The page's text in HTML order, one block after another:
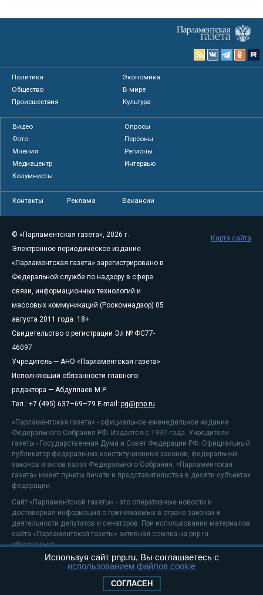
Политика
Экономика
Общество
В мире
Происшествия
Культура
Видео
Опросы
Фото
Персоны
Мнения
Регионы
Медиацентр
Интервью
Колумнисты
Контакты Реклама Вакансии
© «Парламентская газета», 2026 г.
Электронное периодическое издание
«Парламентская газета» зарегистрировано в
Федеральной службе по надзору в сфере
связи, информационных технологий и
массовых коммуникаций (Роскомнадзор) 05
августа 2011 года. 18+
Свидетельство о регистрации Эл № ФС77-
46097
Учредитель — АНО «Парламентская газета»
Исполняющий обязанности главного
редактора — Абдуллаев М.Р.
Тел.: +7 (495) 637–69–79 E-mail: pg@pnp.ru
«Парламентская газета» - официальное еженедельное издание
Федерального Собрания РФ. Издается с 1997 года. Учредители
газеты - Государственная Дума и Совет Федерации РФ. Официальный
публикатор федеральных конституционных законов, федеральных
законов и актов палат Федерального Собрания. «Парламентская
газета» имеет пункты печати и представительства в десяти субъектах
федерации.
Сайт «Парламентской газеты» - это оперативные новости и
достоверная информация о принимаемых в стране законах и
деятельности депутатов и сенаторов. При использовании материалов
сайта «Парламентской газеты» активная ссылка на pnp.ru
обязательна.
На информационном ресурсе применяютсярекомендательные
Положение о защите персональных данных
Карта сайта
Используя сайт pnp.ru, Вы соглашаетесь с
использованием файлов cookie
СОГЛАСЕН